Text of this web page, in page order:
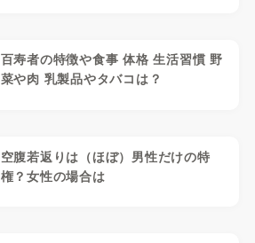
百寿者の特徴や食事 体格 生活習慣 野
菜や肉 乳製品やタバコは？
空腹若返りは（ほぼ）男性だけの特
権？女性の場合は